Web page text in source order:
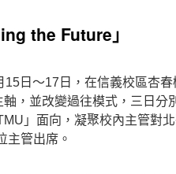
the Future」
日～17日，在信義校區杏春
，並改變過往模式，三日分
」面向，凝聚校內主管對
主管出席。